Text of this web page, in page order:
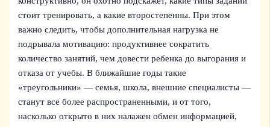
стоит тренировать, а какие второстепенны. При этом
важно следить, чтобы дополнительная нагрузка не
подрывала мотивацию: продуктивнее сократить
количество занятий, чем довести ребенка до выгорания и
отказа от учебы. В ближайшие годы такие
«треугольники» — семья, школа, внешние специалисты —
станут все более распространенными, и от того,
насколько открыто в них налажен обмен информацией,